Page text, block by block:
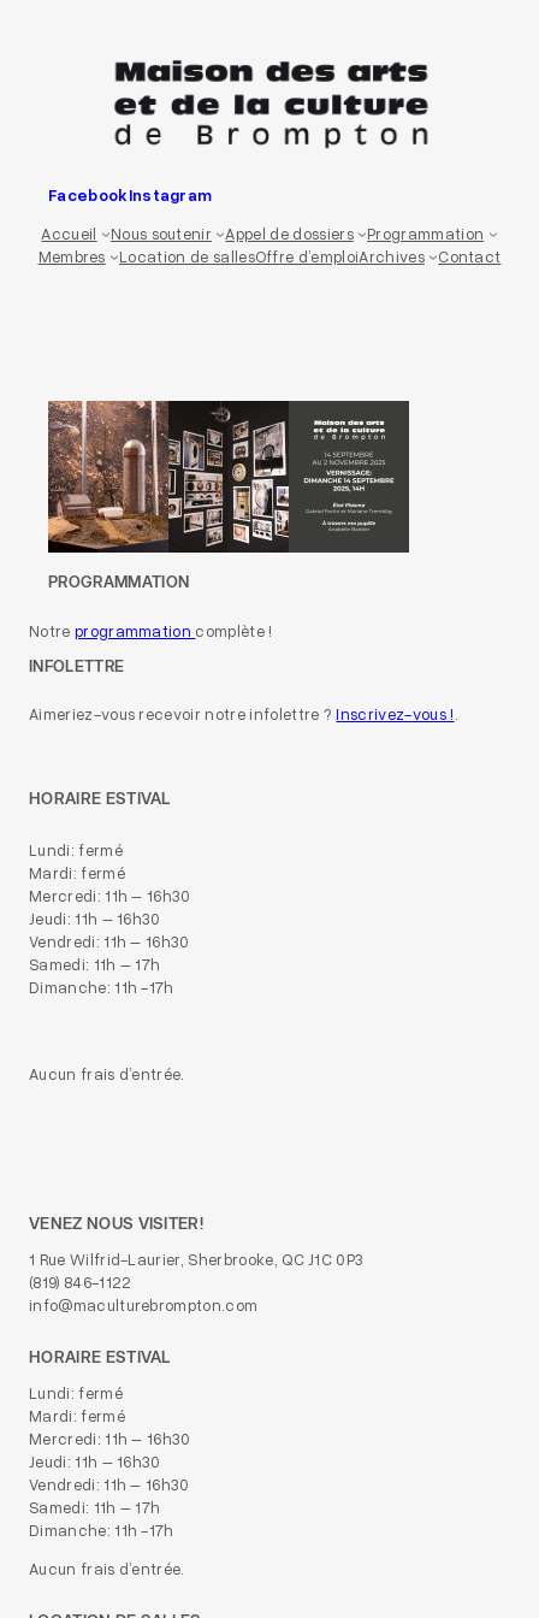
FacebookInstagram
Accueil
Nous soutenir Appel de dossiers
Programmation
Membres
Location de sallesOffre d’emploiArchives Contact
PROGRAMMATION
Notre programmation complète !
INFOLETTRE
Aimeriez-vous recevoir notre infolettre ?Inscrivez-vous !.
HORAIRE ESTIVAL
Lundi: fermé
Mardi: fermé
Mercredi: 11h – 16h30
Jeudi: 11h – 16h30
Vendredi: 11h – 16h30
Samedi: 11h – 17h
Dimanche: 11h -17h
Aucun frais d’entrée.
VENEZ NOUS VISITER!
1 Rue Wilfrid-Laurier, Sherbrooke, QC J1C 0P3
(819) 846-1122
info@maculturebrompton.com
HORAIRE ESTIVAL
Lundi: fermé
Mardi: fermé
Mercredi: 11h – 16h30
Jeudi: 11h – 16h30
Vendredi: 11h – 16h30
Samedi: 11h – 17h
Dimanche: 11h -17h
Aucun frais d’entrée.